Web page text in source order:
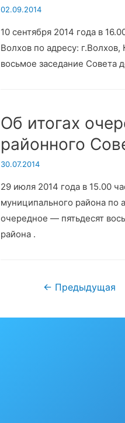
02.09.2014
10 сентября 2014 года в
Волхов по адресу:
восьмое заседание Совета
Об итогах
районного
30.07.2014
29 июля 2014 года в 15.00
муниципального района по
очередное — пятьдесят
района .
Пагинация
← Предыдущая